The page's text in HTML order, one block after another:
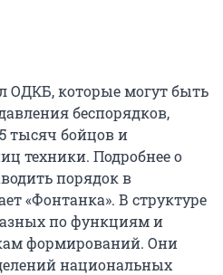
ОДКБ, которые могут быть
беспорядков,
тысяч бойцов и
техники. Подробнее о
порядок в
«Фонтанка». В структуре
по функциям и
формирований. Они
национальных